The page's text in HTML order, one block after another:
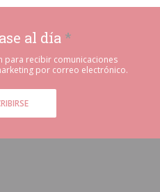
al día *
para recibir comunicaciones
por correo electrónico.